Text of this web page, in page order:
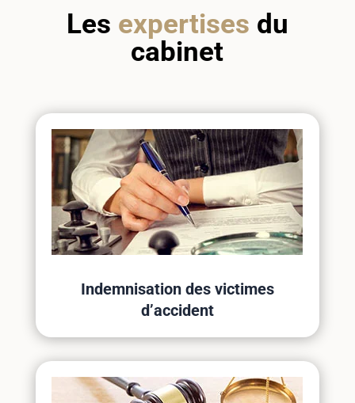
Les expertises du
cabinet
Indemnisation des victimes
d’accident